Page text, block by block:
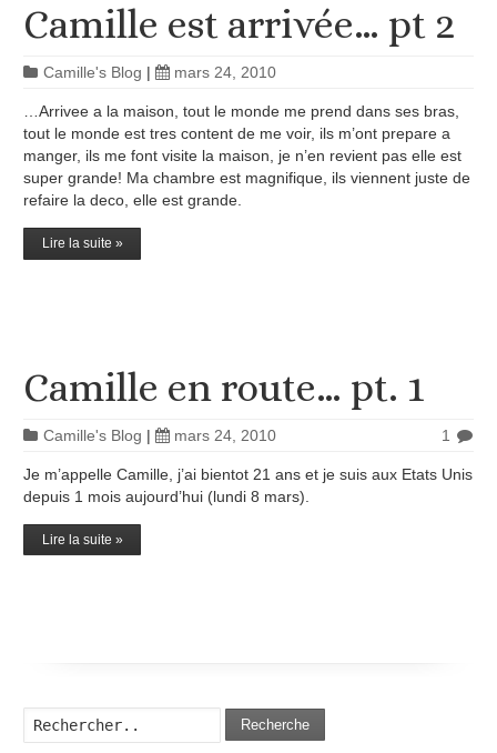
Camille est arrivée… pt 2
Camille's Blog | mars 24, 2010
…Arrivee a la maison, tout le monde me prend dans ses bras,
tout le monde est tres content de me voir, ils m’ont prepare a
manger, ils me font visite la maison, je n’en revient pas elle est
super grande! Ma chambre est magnifique, ils viennent juste de
refaire la deco, elle est grande.
Lire la suite »
Camille en route… pt. 1
Camille's Blog | mars 24, 2010 1
Je m’appelle Camille, j’ai bientot 21 ans et je suis aux Etats Unis
depuis 1 mois aujourd’hui (lundi 8 mars).
Lire la suite »
Recherche